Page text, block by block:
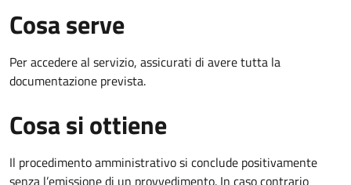
Cosa serve
Per accedere al servizio, assicurati di avere tutta la
documentazione prevista.
Cosa si ottiene
Il procedimento amministrativo si conclude positivamente
senza l’emissione di un provvedimento. In caso contrario